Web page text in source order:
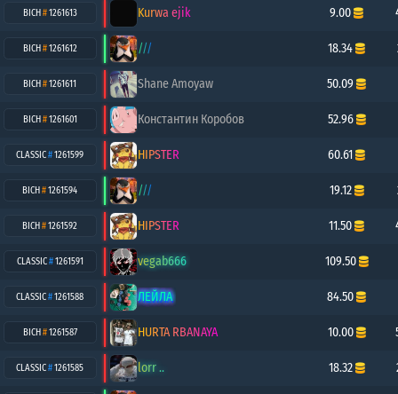
BICH#1261613 Kurwa ejik 9.00
BICH#1261612 /// 18.34
BICH#1261611 Shane Amoyaw 50.09
BICH#1261601 Константин Коробов 52.96
CLASSIC#1261599 HIPSTER 60.61
BICH#1261594 /// 19.12
BICH#1261592 HIPSTER 11.50
CLASSIC#1261591 vegab666 109.50
CLASSIC#1261588 ЛЕЙЛА 84.50
BICH#1261587 HURTA RBANAYA 10.00
CLASSIC#1261585 lorr .. 18.32